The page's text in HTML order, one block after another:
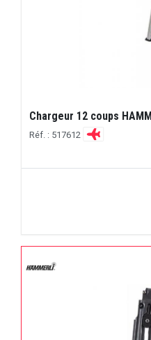
Chargeur 12 coups
Réf. : 517612